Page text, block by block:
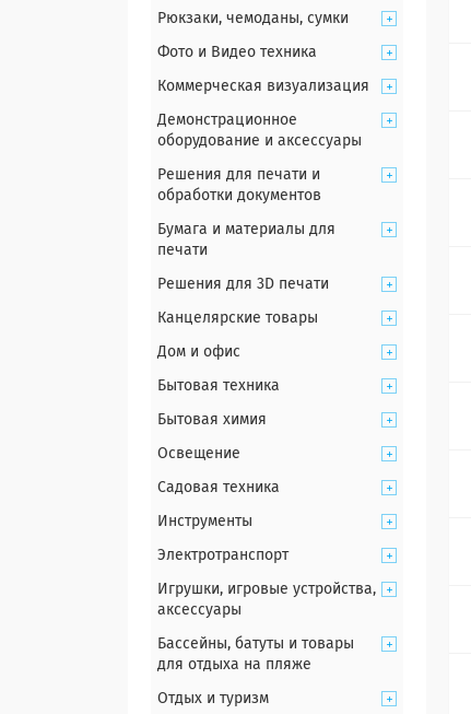
Рюкзаки, чемоданы, сумки
Фото и Видео техника
Коммерческая визуализация
Демонстрационное
оборудование и аксессуары
Решения для печати и
обработки документов
Бумага и материалы для
печати
Решения для 3D печати
Канцелярские товары
Дом и офис
Бытовая техника
Бытовая химия
Освещение
Садовая техника
Инструменты
Электротранспорт
Игрушки, игровые устройства,
аксессуары
Бассейны, батуты и товары
для отдыха на пляже
Отдых и туризм